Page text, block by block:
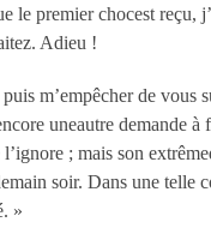
le premier chocest reçu,
Adieu !
m’empêcher de vous
uneautre demande à
; mais son
soir. Dans une telle
»